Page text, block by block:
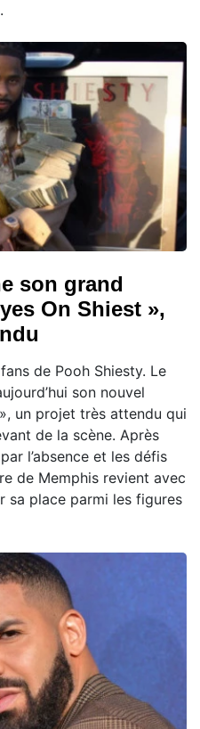
son grand
On Shiest »,
de Pooh Shiesty. Le
son nouvel
un projet très attendu qui
de la scène. Après
l’absence et les défis
de Memphis revient avec
sa place parmi les figures